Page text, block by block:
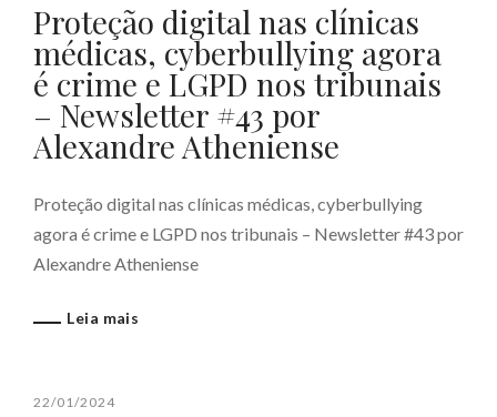
Proteção digital nas clínicas
médicas, cyberbullying agora
é crime e LGPD nos tribunais
– Newsletter #43 por
Alexandre Atheniense
Proteção digital nas clínicas médicas, cyberbullying
agora é crime e LGPD nos tribunais – Newsletter #43 por
Alexandre Atheniense
Leia mais
22/01/2024